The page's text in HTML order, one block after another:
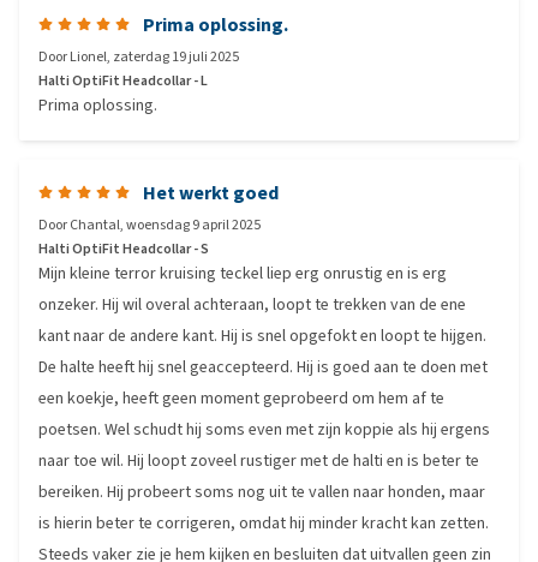
Prima oplossing.
DoorLionel, zaterdag 19 juli 2025
Halti OptiFit Headcollar - L
Prima oplossing.
Het werkt goed
DoorChantal,woensdag 9 april 2025
Halti OptiFit Headcollar - S
Mijn kleine terror kruising teckel liep erg onrustig en is erg
onzeker. Hij wil overal achteraan, loopt te trekken van de ene
kant naar de andere kant. Hij is snel opgefokt en loopt te hijgen.
De halte heeft hij snel geaccepteerd. Hij is goed aan te doen met
een koekje, heeft geen moment geprobeerd om hem af te
poetsen. Wel schudt hij soms even met zijn koppie als hij ergens
naar toe wil. Hij loopt zoveel rustiger met de halti en is beter te
bereiken. Hij probeert soms nog uit te vallen naar honden, maar
is hierin beter te corrigeren, omdat hij minder kracht kan zetten.
Steeds vaker zie je hem kijken en besluiten dat uitvallen geen zin